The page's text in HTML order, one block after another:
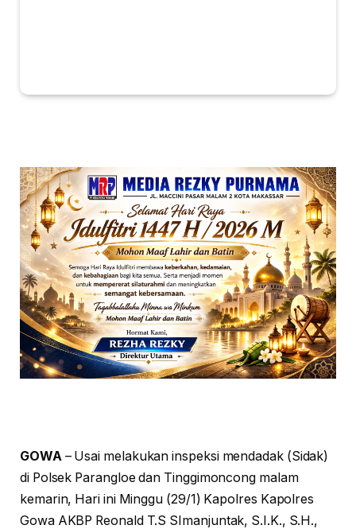
GOWA– Usai melakukan inspeksi mendadak (Sidak)
di Polsek Parangloe dan Tinggimoncong malam
kemarin, Hari ini Minggu (29/1) Kapolres Kapolres
Gowa AKBP Reonald T.S SImanjuntak, S.I.K., S.H.,